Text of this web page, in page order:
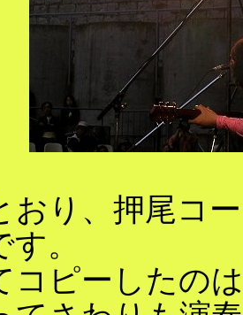
おり、押尾コ
。
コピーしたの